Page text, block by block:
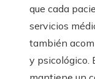
que cada
servicios
también
y psicológico.